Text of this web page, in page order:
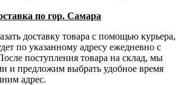
по гор. Самара
доставку товара с помощью курьера,
по указанному адресу ежедневно с
поступления товара на склад, мы
и предложим выбрать удобное время
адрес.